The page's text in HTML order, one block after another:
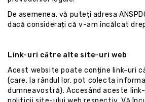
De asemenea, vă puteți adresa
dacă considerați că v-am încălcat
Link-uri către alte site-uri web
Acest website poate conține link-uri
(care, la rândul lor, pot colecta
dumneavostră). Accesând aceste